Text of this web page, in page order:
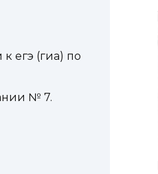
егэ (гиа) по
№ 7.